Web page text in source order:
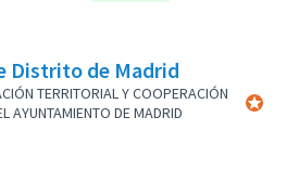
Distrito de Madrid
TERRITORIAL Y COOPERACIÓN
AYUNTAMIENTO DE MADRID